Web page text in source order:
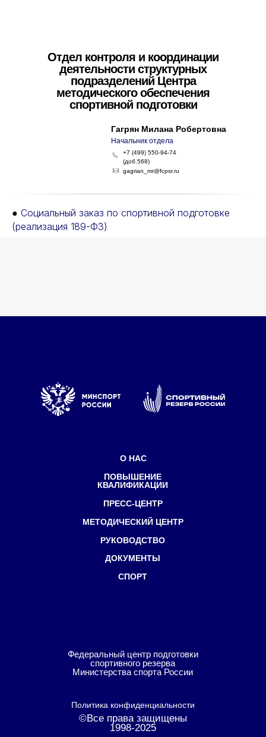
Отдел контроля и координации
деятельности структурных
подразделений Центра
методического обеспечения
спортивной подготовки
Начальник отдела
Гагрян Милана Робертовна
gagrian_mr@fcpsr.ru
+7 (499) 550-94-74
(доб.568)
● Социальный заказ по спортивной подготовке
(реализация 189-ФЗ)